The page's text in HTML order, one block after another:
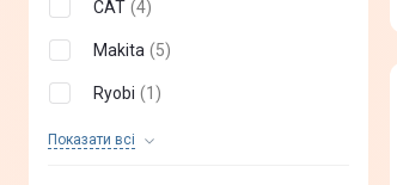
CAT (4)
Makita (5)
Ryobi (1 )
Показати всi
Einhell (12